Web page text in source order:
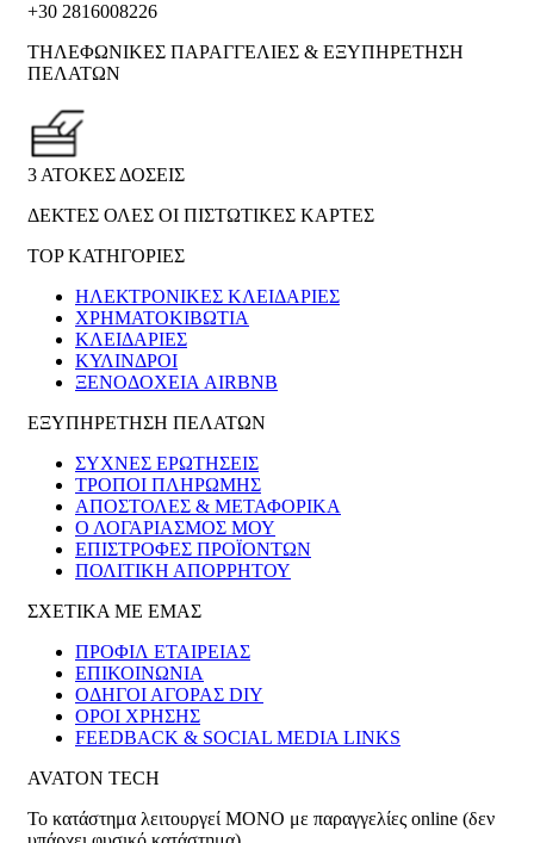
+30 2816008226
ΤΗΛΕΦΩΝΙΚΕΣ ΠΑΡΑΓΓΕΛΙΕΣ & ΕΞΥΠΗΡΕΤΗΣΗ
ΠΕΛΑΤΩΝ
3 ΑΤΟΚΕΣ ΔΟΣΕΙΣ
ΔΕΚΤΕΣ ΟΛΕΣ ΟΙ ΠΙΣΤΩΤΙΚΕΣ ΚΑΡΤΕΣ
TOP ΚΑΤΗΓΟΡΙΕΣ
ΗΛΕΚΤΡΟΝΙΚΈΣ ΚΛΕΙΔΑΡΙΈΣ
ΧΡΗΜΑΤΟΚΙΒΏΤΙΑ
ΚΛΕΙΔΑΡΙΈΣ
ΚΎΛΙΝΔΡΟΙ
ΞΕΝΟΔΟΧΕΊΑ AIRBNB
ΕΞΥΠΗΡΕΤΗΣΗ ΠΕΛΑΤΩΝ
ΣΥΧΝΕΣ ΕΡΩΤΗΣΕΙΣ
ΤΡΟΠΟΙ ΠΛΗΡΩΜΗΣ
ΑΠΟΣΤΟΛΕΣ & ΜΕΤΑΦΟΡΙΚΑ
Ο ΛΟΓΑΡΙΑΣΜΟΣ ΜΟΥ
ΕΠΙΣΤΡΟΦΕΣ ΠΡΟΪΟΝΤΩΝ
ΠΟΛΙΤΙΚΗ ΑΠΟΡΡΗΤΟΥ
ΣΧΕΤΙΚΑ ΜΕ ΕΜΑΣ
ΠΡΟΦΙΛ ΕΤΑΙΡΕΙΑΣ
ΕΠΙΚΟΙΝΩΝΙΑ
ΟΔΗΓΟΙ ΑΓΟΡΑΣ DIY
ΟΡΟΙ ΧΡΗΣΗΣ
FEEDBACK & SOCIAL MEDIA LINKS
AVATON TECH
Το κατάστημα λειτουργεί ΜΟΝΟ με παραγγελίες online (δεν